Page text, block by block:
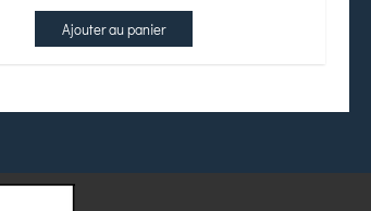
Ajouter au panier